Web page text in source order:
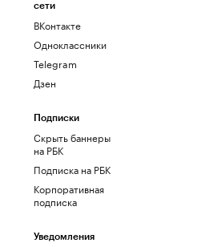
сети
ВКонтакте
Одноклассники
Telegram
Дзен
Подписки
Скрыть баннеры
на РБК
Подписка на РБК
Корпоративная
подписка
Уведомления